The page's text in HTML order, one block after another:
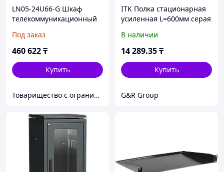
LN05-24U66-G Шкаф
телекоммуникационный
Под заказ
460 622₸
Купить
Товарищество с ограниченной ответственностью "Nabludenie.kz"
ITK Полка стационарная
усиленная L=600мм серая
В наличии
14 289.35₸
Купить
G&R Group